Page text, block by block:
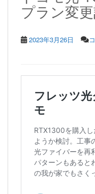
プラン変
2023年3月26日